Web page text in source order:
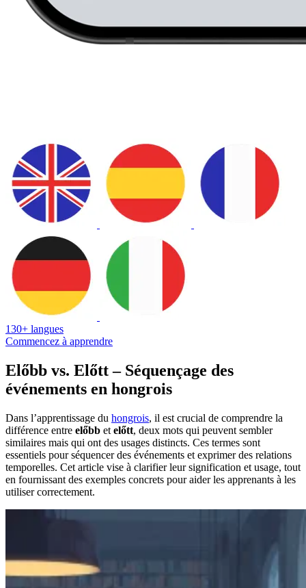
130+ langues
Commencez à apprendre
Előbb vs. Előtt – Séquençage des
événements en hongrois
Dans l’apprentissage du hongrois, il est crucial de comprendre la
différence entre előbb et előtt, deux mots qui peuvent sembler
similaires mais qui ont des usages distincts. Ces termes sont
essentiels pour séquencer des événements et exprimer des relations
temporelles. Cet article vise à clarifier leur signification et usage, tout
en fournissant des exemples concrets pour aider les apprenants à les
utiliser correctement.